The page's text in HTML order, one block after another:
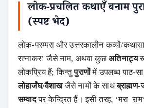
लोक-प्रचलित कथाएँ बनाम
(स्पष्ट भेद)
लोक-परम्परा और उत्तरकालीन कव्यों/
रत्नाकर’ जैसे नाम, अथवा कुछअतिनाट्य
लोकप्रिय हैं; किन्तुपुराणोंमें उपलब्ध पाठ-
लोहार्जंघ/वैशाखजैसे नामों के साथब्राह्मण-
सम्वादपर केन्द्रित हैं। इसी तरह,